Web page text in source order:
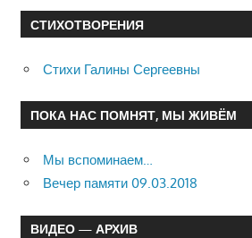
СТИХОТВОРЕНИЯ
Стихи Галины Сергеевны
ПОКА НАС ПОМНЯТ, МЫ ЖИВЁМ
Мы вспоминаем…
Вечер памяти 09.03.2018
ВИДЕО — АРХИВ